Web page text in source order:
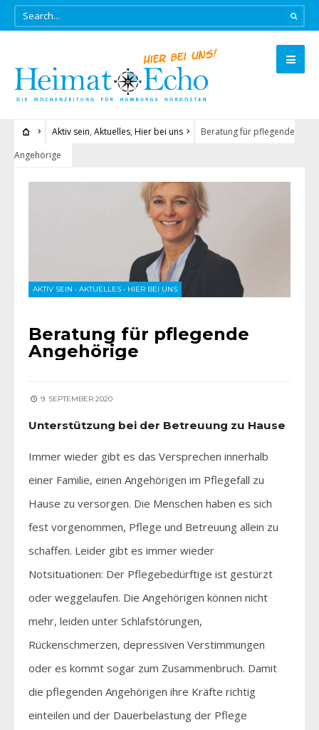
Aktiv sein, Aktuelles, Hier bei uns
Beratung für pflegende
Angehörige
AKTIV SEIN • AKTUELLES • HIER BEI UNS
Beratung für pflegende
Angehörige
9. SEPTEMBER 2020
Unterstützung bei der Betreuung zu Hause
Immer wieder gibt es das Versprechen innerhalb
einer Familie, einen Angehörigen im Pflegefall zu
Hause zu versorgen. Die Menschen haben es sich
fest vorgenommen, Pflege und Betreuung allein zu
schaffen. Leider gibt es immer wieder
Notsituationen: Der Pflegebedürftige ist gestürzt
oder weggelaufen. Die Angehörigen können nicht
mehr, leiden unter Schlafstörungen,
Rückenschmerzen, depressiven Verstimmungen
oder es kommt sogar zum Zusammenbruch. Damit
die pflegenden Angehörigen ihre Kräfte richtig
einteilen und der Dauerbelastung der Pflege